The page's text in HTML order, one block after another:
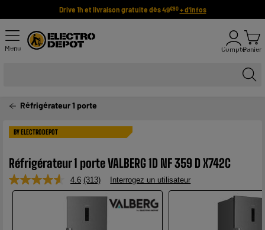
Drive 1h et livraison gratuite dès 49€90 + d'infos
Menu ComptePanier
Réfrigérateur 1 porte
BY ELECTRODEPOT
Réfrigérateur 1 porte VALBERG 1D NF 359 D X742C
4.6 Lire
313
sur
(313) Interrogez un utilisateur